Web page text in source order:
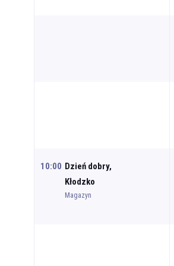
10:00 Dzień dobry,
Kłodzko
Magazyn